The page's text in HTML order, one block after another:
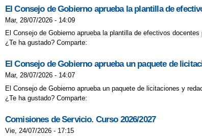
El Consejo de Gobierno aprueba la plantilla de
Mar, 28/07/2026 - 14:09
El Consejo de Gobierno aprueba la plantilla de efectivos
¿Te ha gustado? Comparte:
El Consejo de Gobierno aprueba un paquete de
Mar, 28/07/2026 - 14:07
El Consejo de Gobierno aprueba un paquete de licitaciones y
¿Te ha gustado? Comparte:
Comisiones de Servicio. Curso 2026/2027
Vie, 24/07/2026 - 17:15